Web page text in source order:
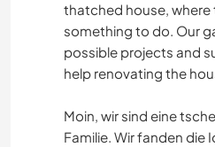
thatched house, where
something to do. Our
possible projects and
help renovating the
Moin, wir sind eine
Familie. Wir fanden die